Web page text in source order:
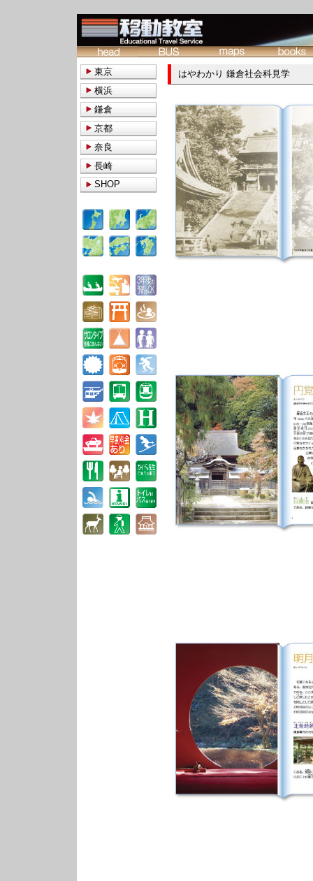
はやわかり 鎌倉社会科見学
東京
横浜
鎌倉
京都
奈良
長崎
SHOP